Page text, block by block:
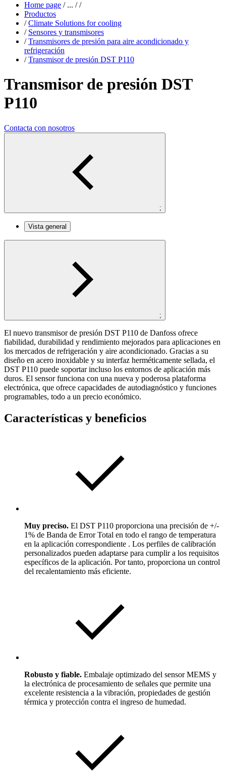
Home page /... / /
Productos
/ Climate Solutions for cooling
/ Sensores y transmisores
/ Transmisores de presión para aire acondicionado y
refrigeración
/ Transmisor de presión DST P110
Transmisor de presión DST
P110
Contacta con nosotros
;
Vista general
;
El nuevo transmisor de presión DST P110 de Danfoss ofrece
fiabilidad, durabilidad y rendimiento mejorados para aplicaciones en
los mercados de refrigeración y aire acondicionado. Gracias a su
diseño en acero inoxidable y su interfaz herméticamente sellada, el
DST P110 puede soportar incluso los entornos de aplicación más
duros. El sensor funciona con una nueva y poderosa plataforma
electrónica, que ofrece capacidades de autodiagnóstico y funciones
programables, todo a un precio económico.
Características y beneficios
Muy preciso. El DST P110 proporciona una precisión de +/-
1% de Banda de Error Total en todo el rango de temperatura
en la aplicación correspondiente . Los perfiles de calibración
personalizados pueden adaptarse para cumplir a los requisitos
específicos de la aplicación. Por tanto, proporciona un control
del recalentamiento más eficiente.
Robusto y fiable. Embalaje optimizado del sensor MEMS y
la electrónica de procesamiento de señales que permite una
excelente resistencia a la vibración, propiedades de gestión
térmica y protección contra el ingreso de humedad.